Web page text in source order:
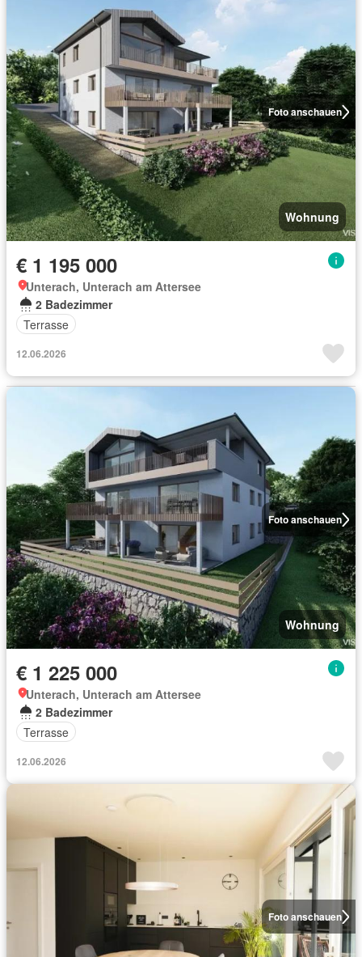
Foto anschauen
Wohnung
€ 1 195 000
Unterach, Unterach am Attersee
2 Badezimmer
Terrasse
12.06.2026
Foto anschauen
Wohnung
€ 1 225 000
Unterach, Unterach am Attersee
2 Badezimmer
Terrasse
12.06.2026
Foto anschauen